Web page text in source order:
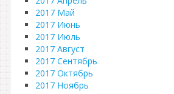
2017 Май
2017 Июнь
2017 Июль
2017 Август
2017 Сентябрь
2017 Октябрь
2017 Ноябрь